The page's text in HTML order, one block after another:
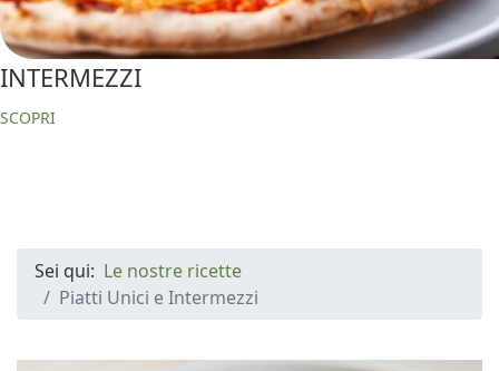
INTERMEZZI
SCOPRI
Sei qui: Le nostre ricette
Piatti Unici e Intermezzi